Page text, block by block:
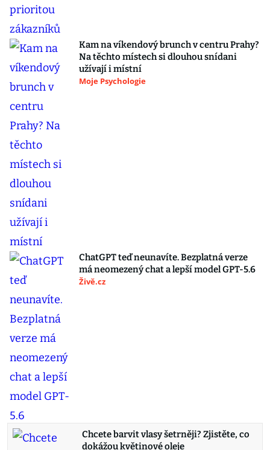
Kam na víkendový brunch v centru Prahy?
Na těchto místech si dlouhou snídani
užívají i místní
Moje Psychologie
ChatGPT teď neunavíte. Bezplatná verze
má neomezený chat a lepší model GPT-5.6
Živě.cz
Chcete barvit vlasy šetrněji? Zjistěte, co
dokážou květinové oleje